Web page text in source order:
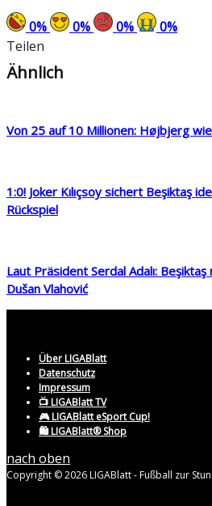
0% 0% 0% 0%
Teilen
Ähnlich
Von 25 auf 10 Millionen: Højbjerg
1:0! Joker Kılıçsoy sichert Beşiktaş
Rückspiel
Laut Präsident Serdal Adalı:
Dušan Vlahović
Über LIGABlatt
Datenschutz
Impressum
📺 LIGABlatt TV
🎮 LIGABlatt eSport Cup!
🛍️ LIGABlatt® Shop
nach oben
Copyright © 2026 LIGABlatt - Fußball zur